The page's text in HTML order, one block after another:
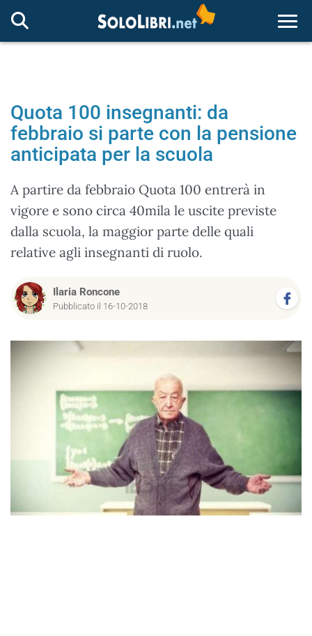
Quota 100 insegnanti: da
febbraio si parte con la pensione
anticipata per la scuola
A partire da febbraio Quota 100 entrerà in
vigore e sono circa 40mila le uscite previste
dalla scuola, la maggior parte delle quali
relative agli insegnanti di ruolo.
Ilaria Roncone
Pubblicato il 16-10-2018